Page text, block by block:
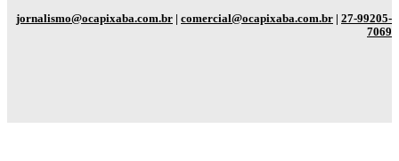
jornalismo@ocapixaba.com.br | comercial@ocapixaba.com.br | 27-99205-
7069